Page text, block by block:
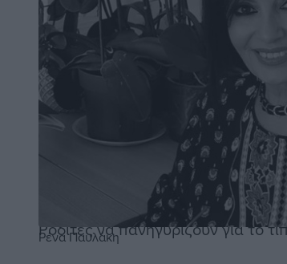
Ρένα Παυλάκη
Η “κουλτούρα του τίποτα” το
αρχής Κολιάδη. Η χειρότερη
που “εκπαιδεύεται” για να
ονειρεύεται…
Να είμαστε δίκαιοι. Αφού τόσα
δημοτικής αρχής Κολιάδη, ας της
επιτυχία. Μία πραγματικά μεγάλη
Ροδίτες να πανηγυρίζουν για το